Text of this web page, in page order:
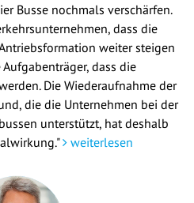
Busse nochmals verschärfen.
dass die
weiter steigen
dass die
Die Wiederaufnahme der
die die Unternehmen bei der
unterstützt, hat deshalb
weiterlesen